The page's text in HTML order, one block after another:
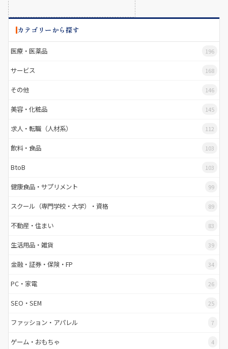
カテゴリーから探す
医療・医薬品 196
サービス 168
その他 146
美容・化粧品 145
求人・転職（人材系） 112
飲料・食品 103
BtoB 103
健康食品・サプリメント 99
スクール（専門学校・大学）・資格 89
不動産・住まい 83
生活用品・雑貨 39
金融・証券・保険・FP 34
PC・家電 26
SEO・SEM 25
ファッション・アパレル 7
ゲーム・おもちゃ 4